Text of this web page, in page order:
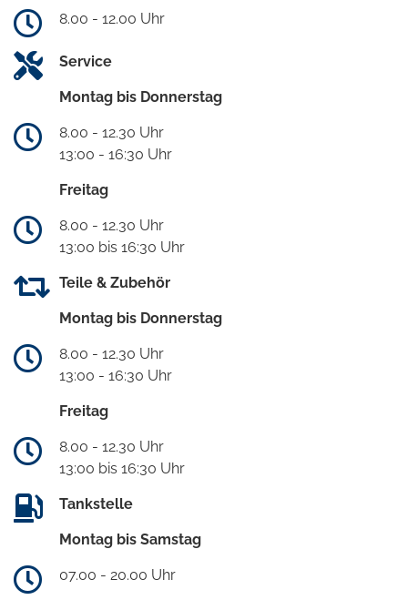
8.00 - 12.00 Uhr
Service
Montag bis Donnerstag
8.00 - 12.30 Uhr
13:00 - 16:30 Uhr
Freitag
8.00 - 12.30 Uhr
13:00 bis 16:30 Uhr
Teile & Zubehör
Montag bis Donnerstag
8.00 - 12.30 Uhr
13:00 - 16:30 Uhr
Freitag
8.00 - 12.30 Uhr
13:00 bis 16:30 Uhr
Tankstelle
Montag bis Samstag
07.00 - 20.00 Uhr